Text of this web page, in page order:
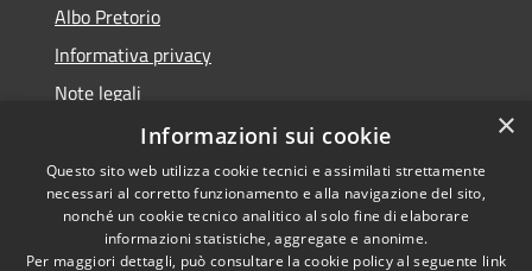
Albo Pretorio
Informativa privacy
Note legali
Dichiarazione di accessibilità
RSS
Copyright © 2026 • Comune di
×
Informazioni sui cookie
Questo sito web utilizza cookie tecnici e assimilati strettamente
necessari al corretto funzionamento e alla navigazione del sito,
nonché un cookie tecnico analitico al solo fine di elaborare
informazioni statistiche, aggregate e anonime.
Per maggiori dettagli, può consultare la cookie policy al seguente link